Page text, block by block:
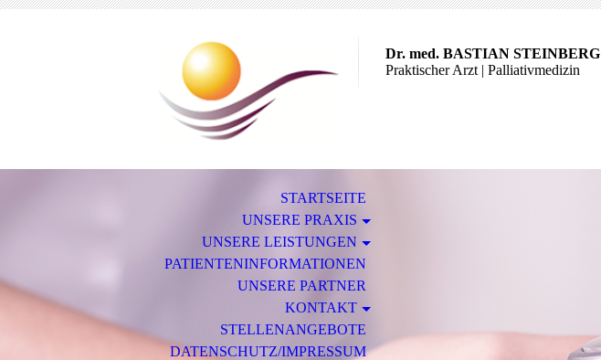
Dr. med. BASTIAN STEINBERG
Praktischer Arzt | Palliativmedizin
STARTSEITE
UNSERE PRAXIS
UNSERE LEISTUNGEN
PATIENTENINFORMATIONEN
UNSERE PARTNER
KONTAKT
STELLENANGEBOTE
DATENSCHUTZ/IMPRESSUM